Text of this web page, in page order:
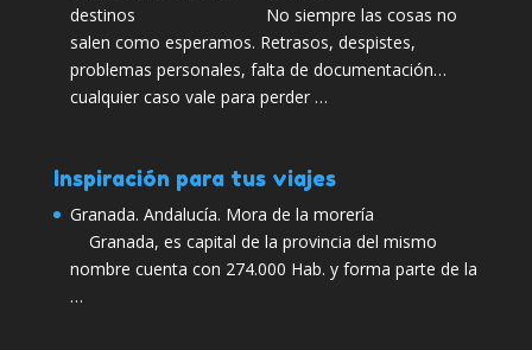
No siempre las cosas no
salen como esperamos. Retrasos, despistes,
problemas personales, falta de documentación…
cualquier caso vale para perder …
Inspiración para tus viajes
Granada. Andalucía. Mora de la morería
Granada, es capital de la provincia del mismo
nombre cuenta con 274.000 Hab. y forma parte de la
…